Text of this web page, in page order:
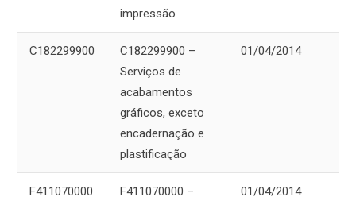
impressão
C182299900
C182299900 –
Serviços de
acabamentos
gráficos, exceto
encadernação e
plastificação
01/04/2014
F411070000
F411070000 –
01/04/2014